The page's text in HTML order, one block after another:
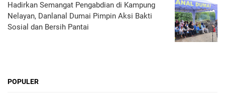
Hadirkan Semangat Pengabdian di Kampung
Nelayan, Danlanal Dumai Pimpin Aksi Bakti
Sosial dan Bersih Pantai
POPULER